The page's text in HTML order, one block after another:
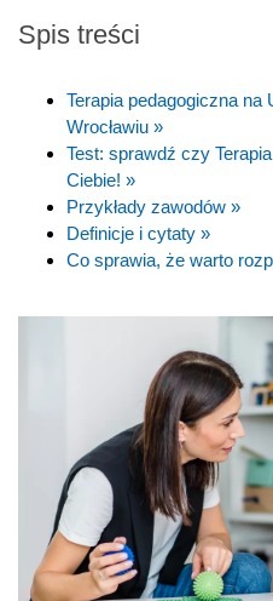
Spis treści
Terapia pedagogiczna
Wrocławiu »
Test: sprawdź czy
Ciebie! »
Przykłady zawodów »
Definicje i cytaty »
Co sprawia, że warto